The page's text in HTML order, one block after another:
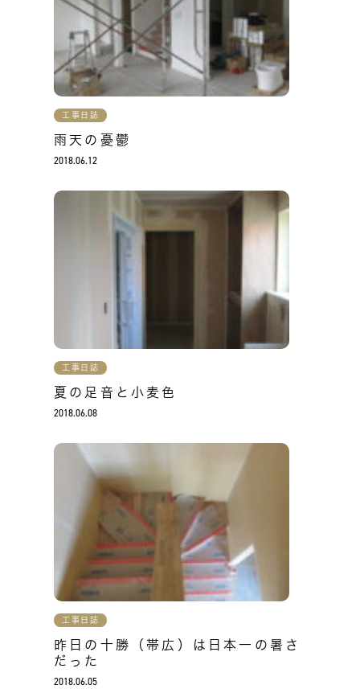
工事日誌
雨天の憂鬱
2018.06.12
工事日誌
夏の足音と小麦色
2018.06.08
工事日誌
昨日の十勝（帯広）は日本一の暑さ
だった
2018.06.05